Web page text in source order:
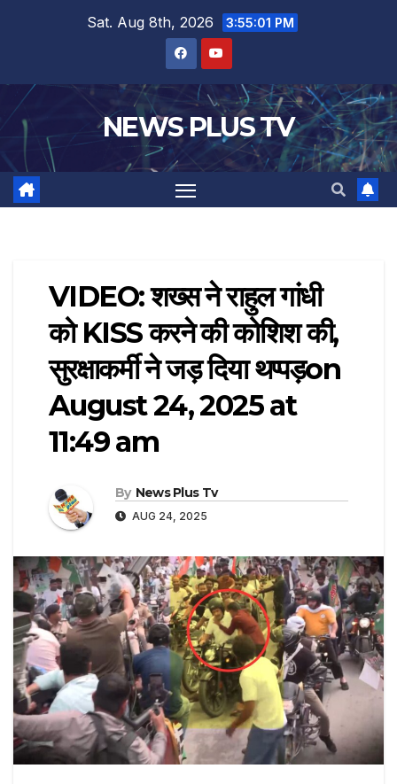
Sat. Aug 8th, 2026 3:55:02 PM
NEWS PLUS TV
VIDEO: शख्स ने राहुल गांधी
को KISS करने की कोशिश की,
सुरक्षाकर्मी ने जड़ दिया थप्पड़​on
August 24, 2025 at
11:49 am
By News Plus Tv
AUG 24, 2025